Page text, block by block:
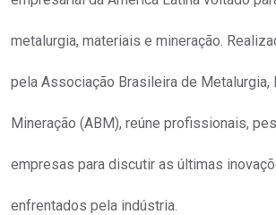
metalurgia, materiais e mineração.
pela Associação Brasileira de Metalurgia,
Mineração (ABM), reúne profissionais,
empresas para discutir as últimas
enfrentados pela indústria.